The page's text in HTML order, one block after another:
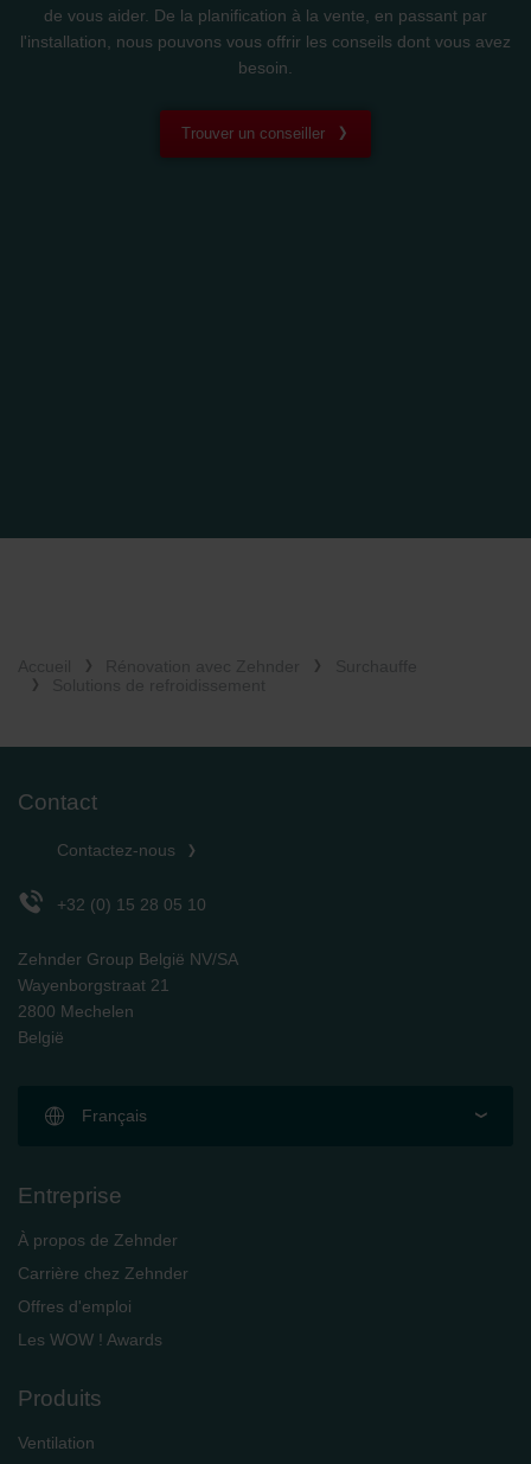
de vous aider. De la planification à la vente, en passant par
l'installation, nous pouvons vous offrir les conseils dont vous avez
besoin.
Trouver un conseiller
Contact
Contactez-nous
+32 (0) 15 28 05 10
Zehnder Group België NV/SA
Wayenborgstraat 21
2800 Mechelen
België
Français
Entreprise
À propos de Zehnder
Carrière chez Zehnder
Offres d'emploi
Les WOW ! Awards
Produits
Ventilation